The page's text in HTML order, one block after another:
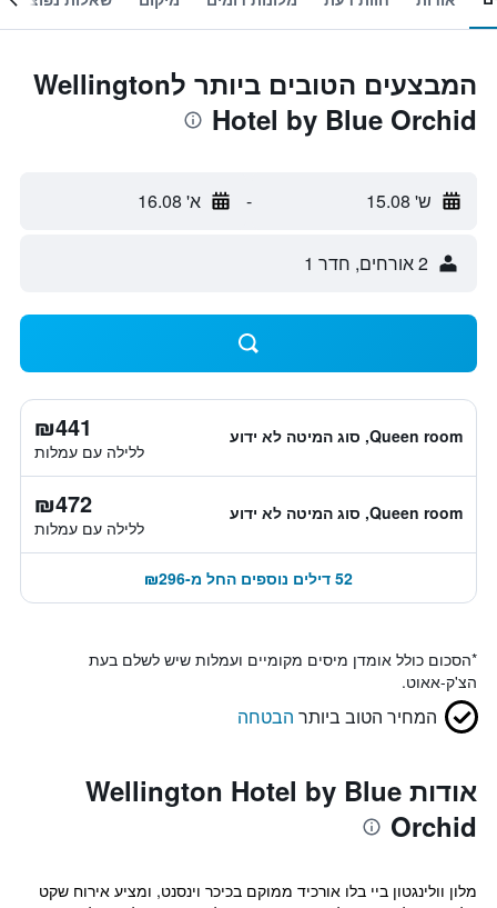
המבצעים הטובים ביותר לWellington
Hotel by Blue Orchid
ש' 15.08 - א' 16.08
2 אורחים, חדר 1
Queen room, סוג המיטה לא ידוע ₪441
ללילה עם עמלות
Queen room, סוג המיטה לא ידוע ₪472
ללילה עם עמלות
52 דילים נוספים החל מ-₪296
*הסכום כולל אומדן מיסים מקומיים ועמלות שיש לשלם בעת
הצ'ק-אאוט.
המחיר הטוב ביותר הבטחה
אודות Wellington Hotel by Blue
Orchid
מלון וולינגטון ביי בלו אורכיד ממוקם בכיכר וינסנט, ומציע אירוח שקט